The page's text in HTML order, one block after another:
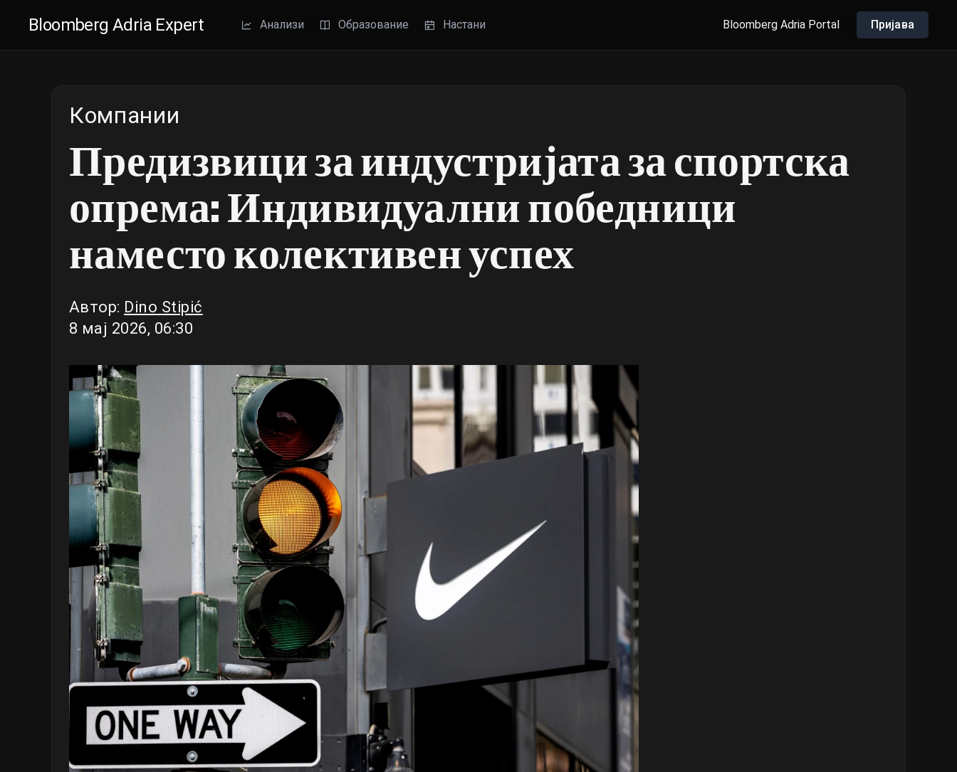
Bloomberg Adria Expert Aнализи Образование Настани Bloomberg Adria Portal Пријава
Компании
Предизвици за индустријата за спортска
опрема: Индивидуални победници
наместо колективен успех
Автор: Dino Stipić
8 мај 2026, 06:30